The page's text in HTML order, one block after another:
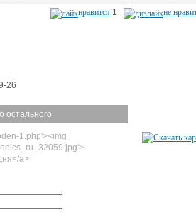
нравится 1 не
26
остального
1.php'><img
a>